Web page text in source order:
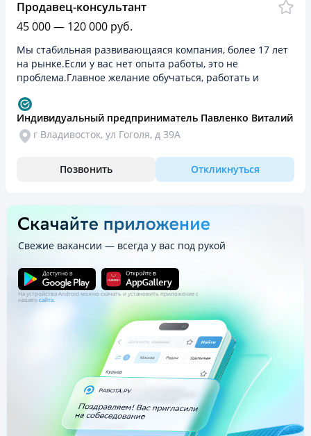
Продавец-консультант
45 000 — 120 000 руб.
Мы стабильная развивающаяся компания, более 17 лет
на рынке.Если у вас нет опыта работы, это не
проблема.Главное желание обучаться, работать и
Индивидуальный предприниматель Павленко Виталий
г Владивосток, ул Гоголя, д 39А
Позвонить Откликнуться
Свежие вакансии — всегда у вас под рукой
На устройства Android можно скачать и установить приложение с
нашегосайта.